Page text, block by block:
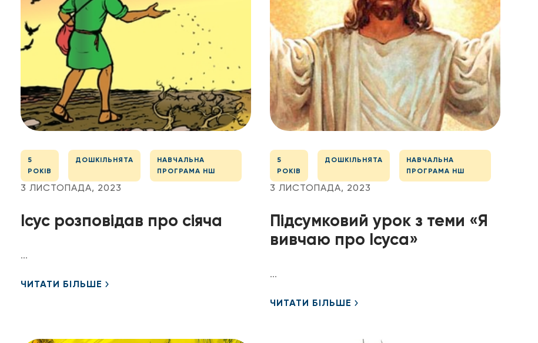
5
РОКІВ
ДОШКІЛЬНЯТА
НАВЧАЛЬНА
ПРОГРАМА НШ
3 ЛИСТОПАДА, 2023
Ісус розповідав про сіяча
...
ЧИТАТИ БІЛЬШЕ
5
РОКІВ
ДОШКІЛЬНЯТА
НАВЧАЛЬНА
ПРОГРАМА НШ
3 ЛИСТОПАДА, 2023
Підсумковий урок з теми «Я
вивчаю про Ісуса»
...
ЧИТАТИ БІЛЬШЕ